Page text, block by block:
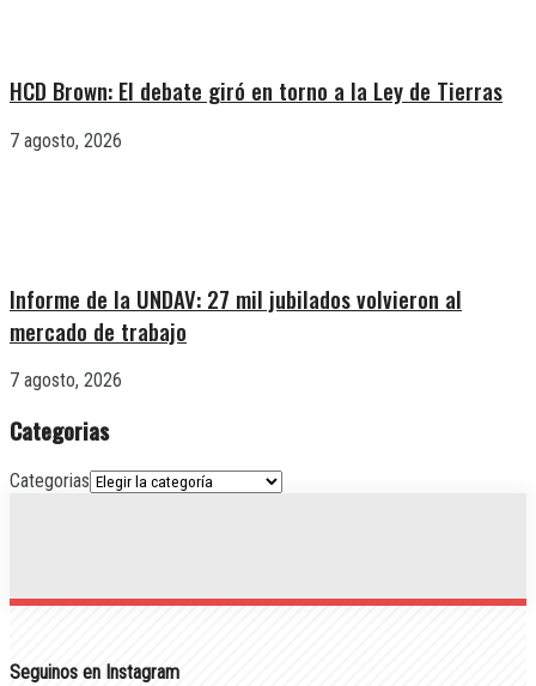
HCD Brown: El debate giró en torno a la Ley de Tierras
7 agosto, 2026
Informe de la UNDAV: 27 mil jubilados volvieron al
mercado de trabajo
7 agosto, 2026
Categorias
Categorias
Seguinos en Instagram